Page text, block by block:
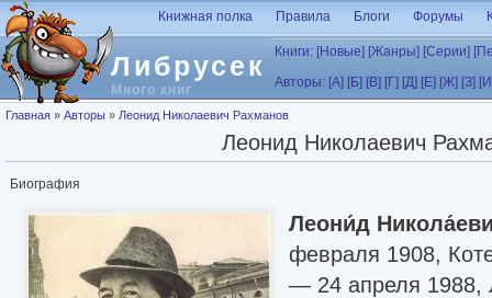
Перейти к основному содержанию
Либрусек
Много книг
Книжная полка Правила Блоги Форумы
Книги: [Новые] [Жанры] [Серии]
Авторы: [А] [Б] [В] [Г] [Д] [Е] [Ж] [З]
Вы здесь
Главная » Авторы » Леонид Николаевич Рахманов
Леонид Николаевич
Биография
Леони́д
февраля 1908,
— 24 апреля 1988,